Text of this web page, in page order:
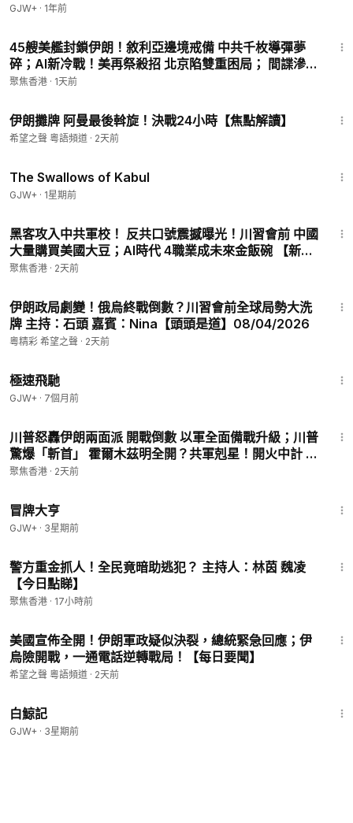
GJW+ · 1年前
45艘美艦封鎖伊朗！敘利亞邊境戒備 中共千枚導彈夢
碎；AI新冷戰！美再祭殺招 北京陷雙重困局； 間諜滲透
美國後院？盧比奧驚曝中共據點【今日看點】
聚焦香港 · 1天前
伊朗攤牌 阿曼最後斡旋！決戰24小時【焦點解讀】
希望之聲 粵語頻道 · 2天前
The Swallows of Kabul
GJW+ · 1星期前
黑客攻入中共軍校！ 反共口號震撼曝光！川習會前 中國
大量購買美國大豆；AI時代 4職業成未來金飯碗 【新聞
要點】
聚焦香港 · 2天前
伊朗政局劇變！俄烏終戰倒數？川習會前全球局勢大洗
牌 主持：石頭 嘉賓：Nina【頭頭是道】08/04/2026
粵精彩 希望之聲 · 2天前
極速飛馳
GJW+ · 7個月前
川普怒轟伊朗兩面派 開戰倒數 以軍全面備戰升級；川普
驚爆「斬首」 霍爾木茲明全開？共軍剋星！開火中計 不
開等死 美軍空戰規則變了【今日看點】
聚焦香港 · 2天前
冒牌大亨
GJW+ · 3星期前
警方重金抓人！全民竟暗助逃犯？ 主持人：林茵 魏凌
【今日點睇】
聚焦香港 · 17小時前
美國宣佈全開！伊朗軍政疑似決裂，總統緊急回應；伊
烏險開戰，一通電話逆轉戰局！【每日要聞】
希望之聲 粵語頻道 · 2天前
白鯨記
GJW+ · 3星期前